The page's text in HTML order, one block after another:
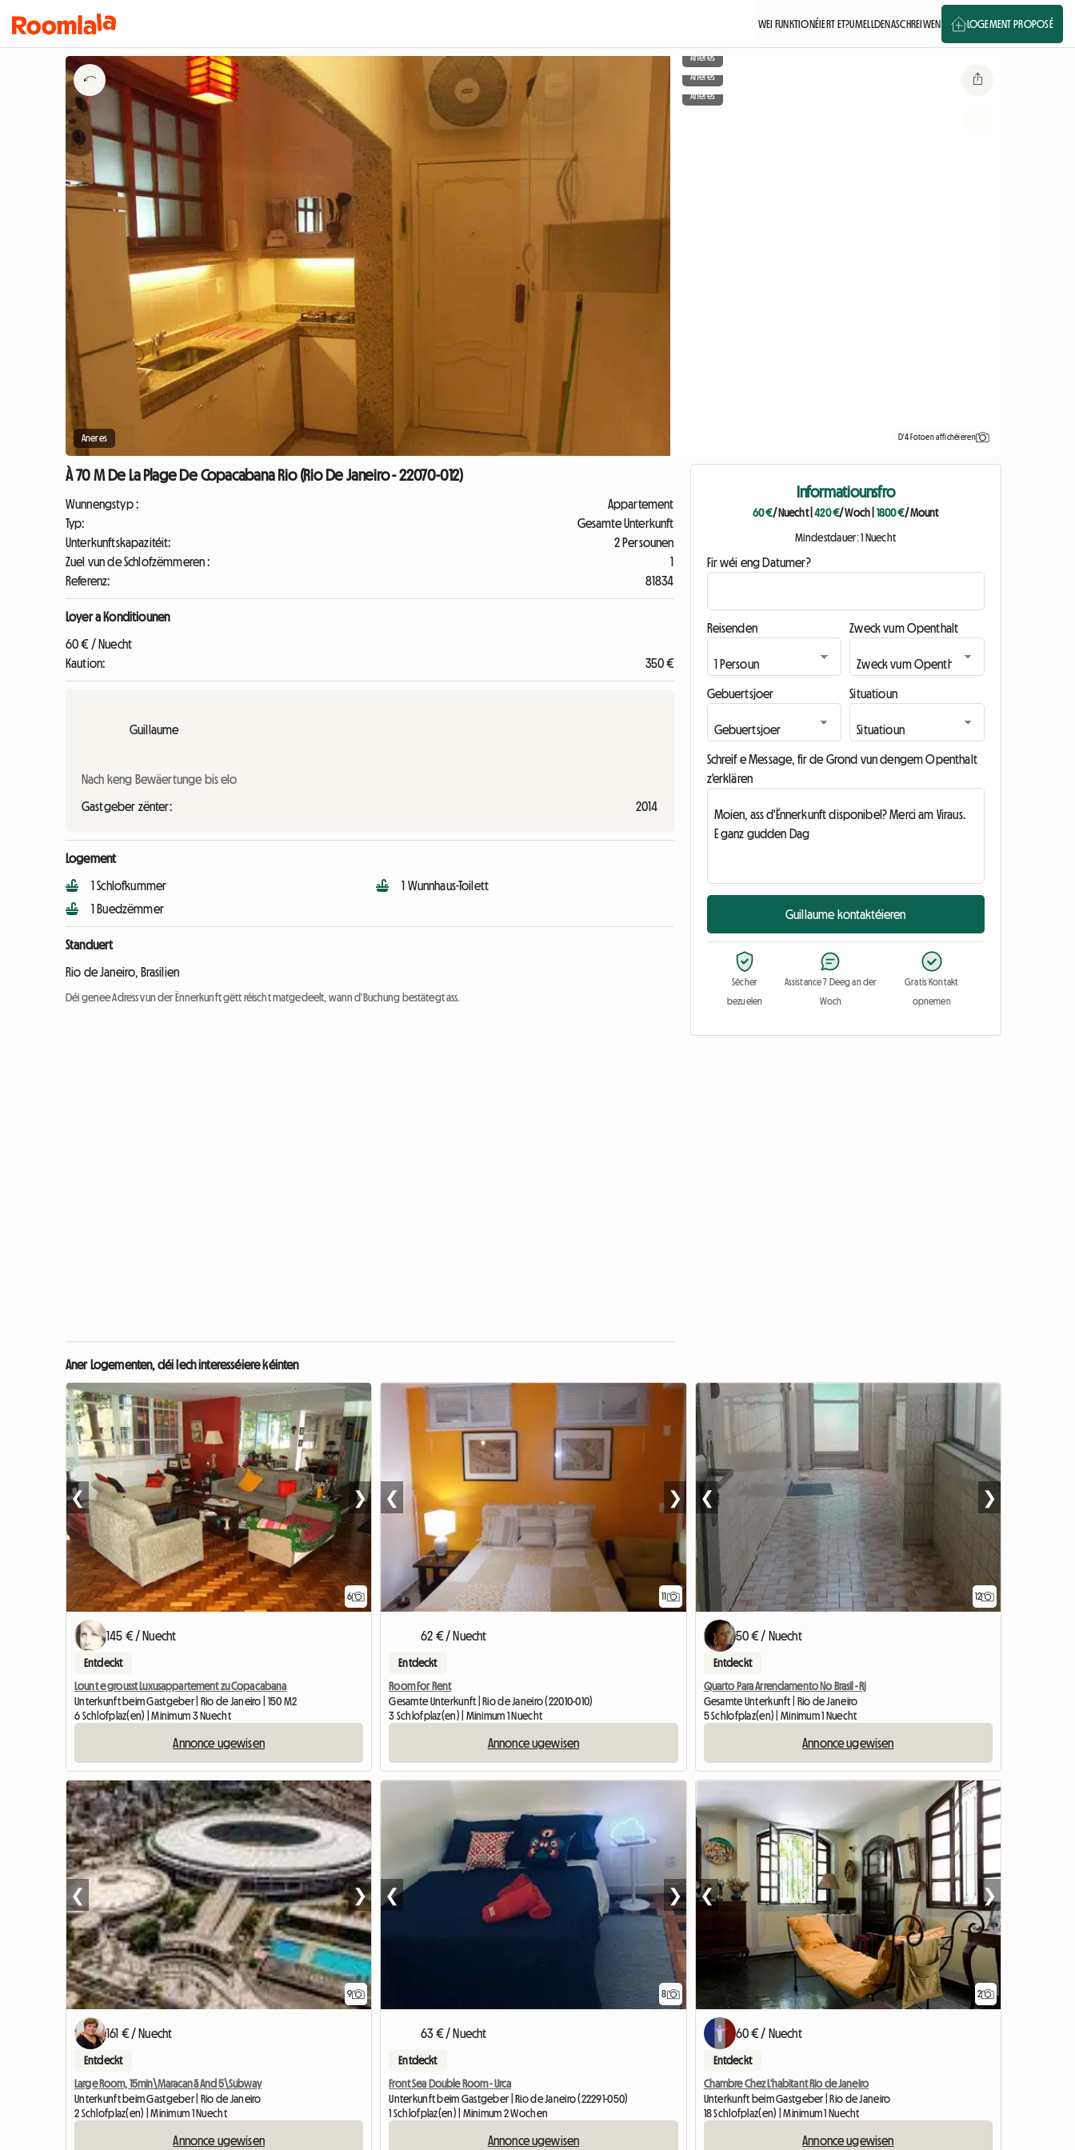
WEI FUNKTIONÉIERT ET?UMELLDENASCHREIWEN LOGEMENT PROPOSÉ
Aneres
Aneres
Aneres
Aneres
D'4 Fotoen affichéieren
À 70 M De La Plage De Copacabana Rio (Rio De Janeiro - 22070-012)
Wunnengstyp :
Appartement
Typ:
Gesamte Unterkunft
Unterkunftskapazitéit:
2 Persounen
Zuel vun de Schlofzëmmeren :
1
Referenz:
81834
Loyer a Konditiounen
60 € / Nuecht
Kaution:
350 €
Guillaume
Nach keng Bewäertunge bis elo
Gastgeber zënter: 2014
Logement
1 Schlofkummer
1 Buedzëmmer
1 Wunnhaus-Toilett
Standuert
Rio de Janeiro, Brasilien
Déi genee Adress vun der Ënnerkunft gëtt réischt matgedeelt, wann d'Buchung bestätegt ass.
Informatiounsfro
60 €/ Nuecht|420 €/ Woch 1800 €/ Mount
Mindestdauer: 1 Nuecht
Fir wéi eng Datumer?
Reisenden Zweck vum Openthalt
Gebuertsjoer Situatioun
Schreif e Message, fir de Grond vun dengem Openthalt
z'erklären
Guillaume kontaktéieren
Sécher
bezuelen
Assistance 7 Deeg an der
Woch
Gratis Kontakt
opnemen
Aner Logementen, déi Iech interesséiere kéinten
6
❮ ❯
145 € / Nuecht
Entdeckt
Lount e grousst Luxusappartement zu Copacabana
Unterkunft beim Gastgeber | Rio de Janeiro | 150 M2
6 Schlofplaz(en) | Minimum 3 Nuecht
Annonce ugewisen
11
❮ ❯
62 € / Nuecht
Entdeckt
Room For Rent
Gesamte Unterkunft | Rio de Janeiro (22010-010)
3 Schlofplaz(en) | Minimum 1 Nuecht
Annonce ugewisen
12
❮ ❯
50 € / Nuecht
Entdeckt
Quarto Para Arrendamento No Brasil - Rj
Gesamte Unterkunft | Rio de Janeiro
5 Schlofplaz(en) | Minimum 1 Nuecht
Annonce ugewisen
9
❮ ❯
161 € / Nuecht
Entdeckt
Large Room, 15min\Maracanã And 5\Subway
Unterkunft beim Gastgeber | Rio de Janeiro
2 Schlofplaz(en) | Minimum 1 Nuecht
Annonce ugewisen
8
❮ ❯
63 € / Nuecht
Entdeckt
Front Sea Double Room - Urca
Unterkunft beim Gastgeber | Rio de Janeiro (22291-050)
1 Schlofplaz(en) | Minimum 2 Wochen
Annonce ugewisen
2
❮ ❯
60 € / Nuecht
Entdeckt
Chambre Chez L'habitant Rio de Janeiro
Unterkunft beim Gastgeber | Rio de Janeiro
18 Schlofplaz(en) | Minimum 1 Nuecht
Annonce ugewisen